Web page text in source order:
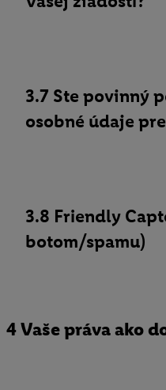
3.7 Ste povinný
osobné údaje
3.8 Friendly
botom/spamu)
4 Vaše práva ako